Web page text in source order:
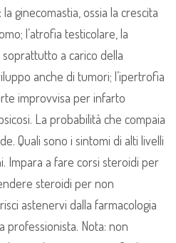
ginecomastia, ossia la crescita
l’atrofia testicolare, la
a carico della
anche di tumori; l’ipertrofia
improvvisa per infarto
La probabilità che compaia
Quali sono i sintomi di alti livelli
Impara a fare corsi steroidi per
steroidi per non
astenervi dalla farmacologia
professionista. Nota: non